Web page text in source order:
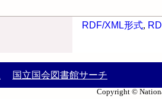
RDF/XML形式,
国立国会図書館サーチ
Copyright ©